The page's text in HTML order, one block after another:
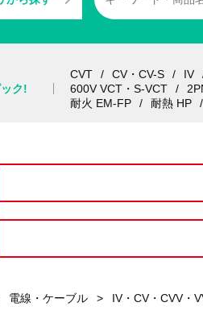
ク!
CVT CV・CV-S IV
600V VCT・S-VCT
耐火 EM-FP
耐熱 HP
電線・ケーブル > IV・CV・CVV・